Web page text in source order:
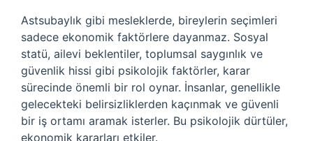
Astsubaylık gibi mesleklerde, bireylerin seçimleri
sadece ekonomik faktörlere dayanmaz. Sosyal
statü, ailevi beklentiler, toplumsal saygınlık ve
güvenlik hissi gibi psikolojik faktörler, karar
sürecinde önemli bir rol oynar. İnsanlar, genellikle
gelecekteki belirsizliklerden kaçınmak ve güvenli
bir iş ortamı aramak isterler. Bu psikolojik dürtüler,
ekonomik kararları etkiler.